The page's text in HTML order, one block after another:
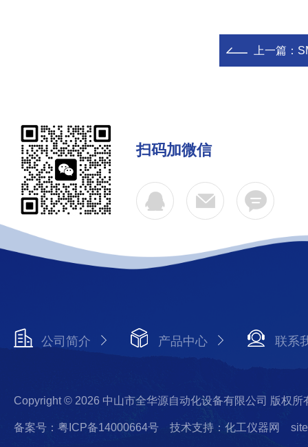
上一篇：
扫码加微信
公司简介 产品中心 联系
Copyright © 2026 中山市全华源自动化设备有限公司 版权所
备案号：粤ICP备14000664号 技术支持：化工仪器网